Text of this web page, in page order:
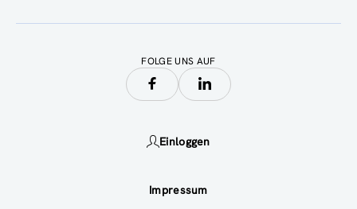
FOLGE UNS AUF
Einloggen
Impressum